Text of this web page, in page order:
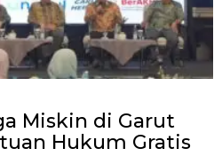
Miskin di Garut
Hukum Gratis